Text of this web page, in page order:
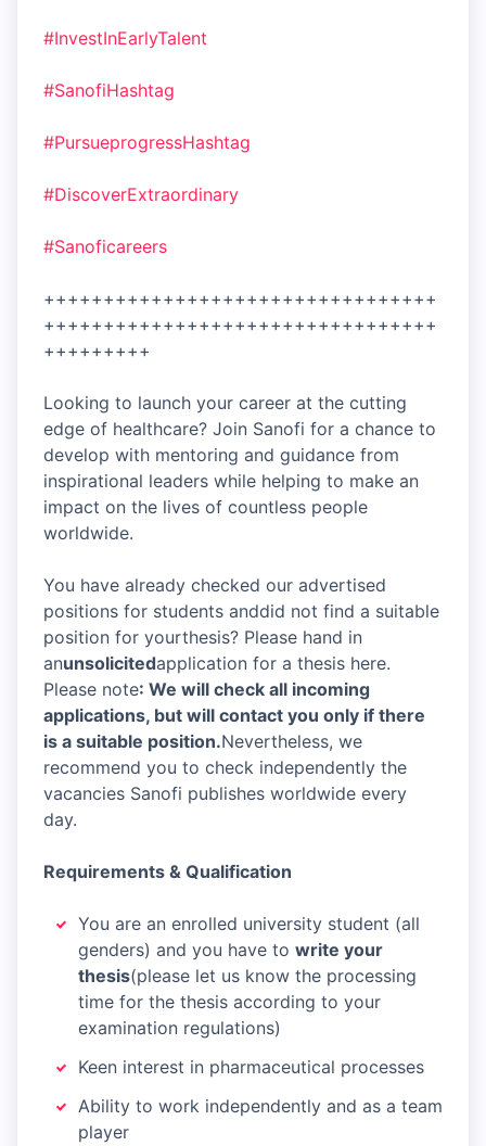
#InvestInEarlyTalent
#SanofiHashtag
#PursueprogressHashtag
#DiscoverExtraordinary
#Sanoficareers
+++++++++++++++++++++++++++++++++
+++++++++++++++++++++++++++++++++
+++++++++
Looking to launch your career at the cutting
edge of healthcare? Join Sanofi for a chance to
develop with mentoring and guidance from
inspirational leaders while helping to make an
impact on the lives of countless people
worldwide.
You have already checked our advertised
positions for students anddid not find a suitable
position for yourthesis? Please hand in
anunsolicitedapplication for a thesis here.
Please note: We will check all incoming
applications, but will contact you only if there
is a suitable position.Nevertheless, we
recommend you to check independently the
vacancies Sanofi publishes worldwide every
day.
Requirements & Qualification
You are an enrolled university student (all
genders) and you have to write your
thesis(please let us know the processing
time for the thesis according to your
examination regulations)
Keen interest in pharmaceutical processes
Ability to work independently and as a team
player